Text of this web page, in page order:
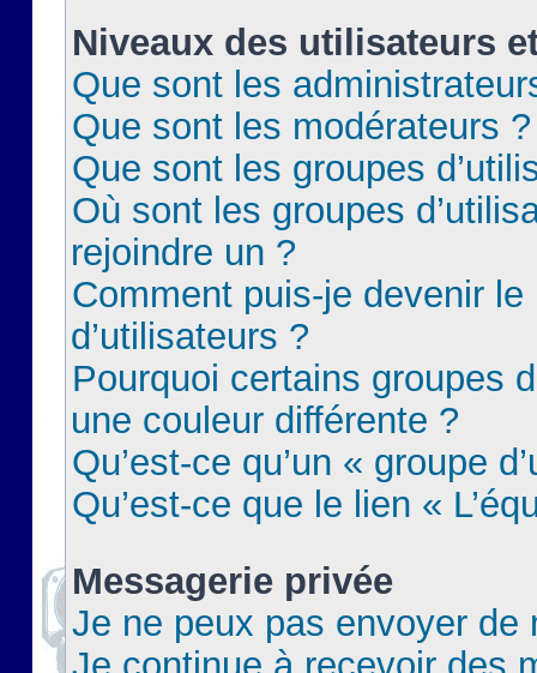
Niveaux des utilisateurs
Que sont les
Que sont les modérateurs ?
Que sont les groupes
Où sont les groupes
rejoindre un ?
Comment puis-je devenir le
d’utilisateurs ?
Pourquoi certains groupes
une couleur différente ?
Qu’est-ce qu’un « groupe
Qu’est-ce que le lien «
Messagerie privée
Je ne peux pas envoyer de
Je continue à recevoir des